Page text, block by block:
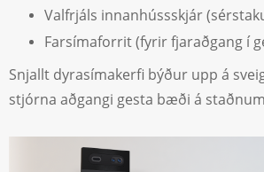
Valfrjáls innanhússskjár
Farsímaforrit (fyrir fjaraðgang í
Snjallt dyrasímakerfi býður upp á
stjórna aðgangi gesta bæði á